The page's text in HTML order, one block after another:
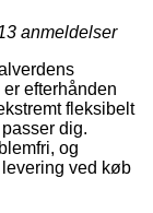
anmeldelser
efterhånden
fleksibelt
dig.
og
ved køb